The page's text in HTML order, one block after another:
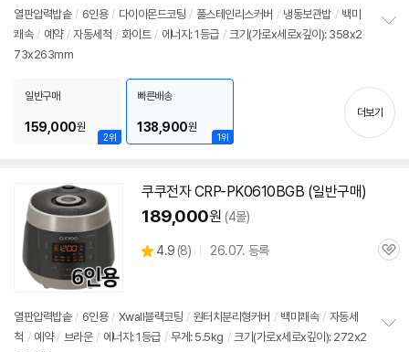
가
점
리
뷰
열판압력밥솥 / 6인용 / 다이아몬드코팅 / 풀스테인리스커버 / 냉동보관밥 / 백미
쾌속 / 예약 / 자동세척 / 화이트 / 에너지: 1등급 / 크기(가로x세로x깊이): 358x2
73x263mm
기
2위
일반구매
159,000원
1위
빠른배송
138,900원
더보기
쿠쿠전자 CRP-PK0610BGB (일반구매)
189,000원 (4몰)
별
4.9 (상
뷰
8) 26.07. 등록
관
열판압력밥솥 / 6인용 / Xwall블랙코팅 / 원터치분리형커버 / 백미쾌속 / 자동세
척 / 예약 / 브라운 / 에너지: 1등급 / 무게: 5.5kg / 크기(가로x세로x깊이): 272x2